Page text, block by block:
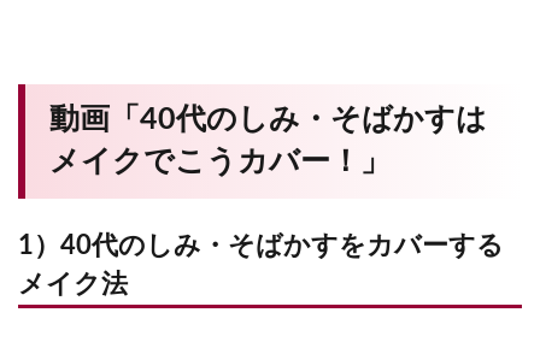
動画「40代のしみ・そばかすは
メイクでこうカバー！」
1）40代のしみ・そばかすをカバーする
メイク法